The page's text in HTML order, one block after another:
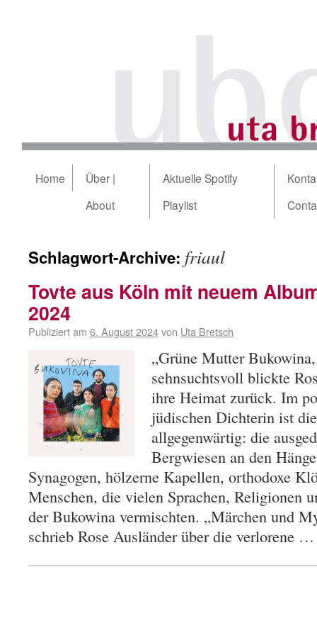
Home
Über |
About
Aktuelle Spotify
Playlist
Schlagwort-Archive: friaul
Tovte aus Köln mit neuem
2024
Publiziert am 6. August 2024von Uta Bretsch
„Grüne Mutter
sehnsuchtsvoll blickte
ihre Heimat zurück. Im
jüdischen Dichterin ist
allgegenwärtig: die
Bergwiesen an den
Synagogen, hölzerne Kapellen, orthodoxe
Menschen, die vielen Sprachen, Religionen
der Bukowina vermischten. „Märchen und
schrieb Rose Ausländer über die verlorene